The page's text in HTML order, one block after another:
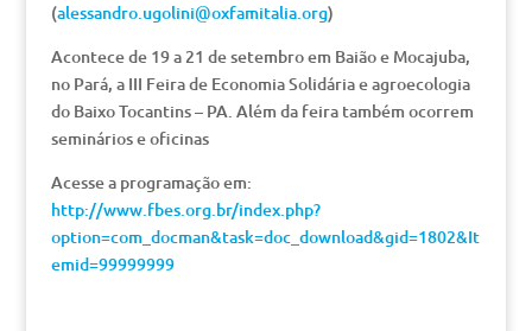
(alessandro.ugolini@oxfamitalia.org)
Acontece de 19 a 21 de setembro em Baião e Mocajuba,
no Pará, a III Feira de Economia Solidária e agroecologia
do Baixo Tocantins – PA. Além da feira também ocorrem
seminários e oficinas
Acesse a programação em:
http://www.fbes.org.br/index.php?
option=com_docman&task=doc_download&gid=1802&It
emid=99999999